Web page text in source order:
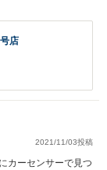
店
2021/11/03投稿
カーセンサーで見つ